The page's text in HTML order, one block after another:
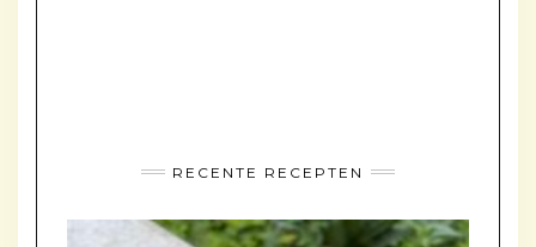
RECENTE RECEPTEN